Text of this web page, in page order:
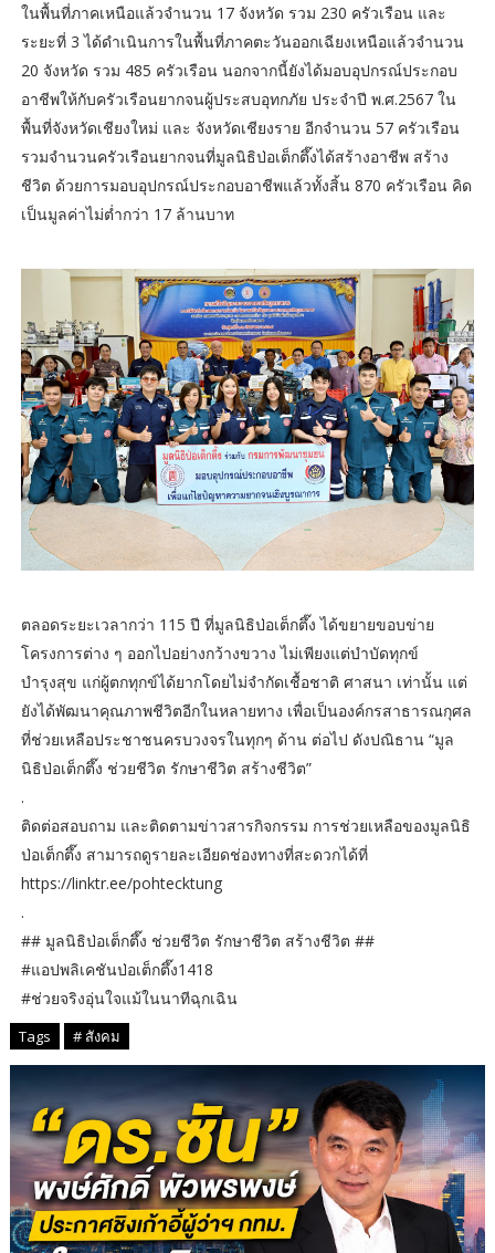
ในพื้นที่ภาคเหนือแล้วจำนวน 17 จังหวัด รวม 230 ครัวเรือน และ
ระยะที่ 3 ได้ดำเนินการในพื้นที่ภาคตะวันออกเฉียงเหนือแล้วจำนวน
20 จังหวัด รวม 485 ครัวเรือน นอกจากนี้ยังได้มอบอุปกรณ์ประกอบ
อาชีพให้กับครัวเรือนยากจนผู้ประสบอุทกภัย ประจำปี พ.ศ.2567 ใน
พื้นที่จังหวัดเชียงใหม่ และ จังหวัดเชียงราย อีกจำนวน 57 ครัวเรือน
รวมจำนวนครัวเรือนยากจนที่มูลนิธิป่อเต็กตึ๊งได้สร้างอาชีพ สร้าง
ชีวิต ด้วยการมอบอุปกรณ์ประกอบอาชีพแล้วทั้งสิ้น 870 ครัวเรือน คิด
เป็นมูลค่าไม่ต่ำกว่า 17 ล้านบาท
ตลอดระยะเวลากว่า 115 ปี ที่มูลนิธิป่อเต็กตึ๊ง ได้ขยายขอบข่าย
โครงการต่าง ๆ ออกไปอย่างกว้างขวาง ไม่เพียงแต่บำบัดทุกข์
บำรุงสุข แก่ผู้ตกทุกข์ได้ยากโดยไม่จำกัดเชื้อชาติ ศาสนา เท่านั้น แต่
ยังได้พัฒนาคุณภาพชีวิตอีกในหลายทาง เพื่อเป็นองค์กรสาธารณกุศล
ที่ช่วยเหลือประชาชนครบวงจรในทุกๆ ด้าน ต่อไป ดังปณิธาน “มูล
นิธิป่อเต็กตึ๊ง ช่วยชีวิต รักษาชีวิต สร้างชีวิต”
.
ติดต่อสอบถาม และติดตามข่าวสารกิจกรรม การช่วยเหลือของมูลนิธิ
ป่อเต็กตึ๊ง สามารถดูรายละเอียดช่องทางที่สะดวกได้ที่
https://linktr.ee/pohtecktung
.
## มูลนิธิป่อเต็กตึ๊ง ช่วยชีวิต รักษาชีวิต สร้างชีวิต ##
#แอปพลิเคชันป่อเต็กตึ๊ง1418
#ช่วยจริงอุ่นใจแม้ในนาทีฉุกเฉิน
Tags # สังคม